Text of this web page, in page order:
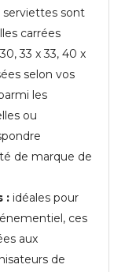
serviettes sont
carrées
33 x 33, 40 x
selon vos
les
ou
de marque de
: idéales pour
ces
aux
de